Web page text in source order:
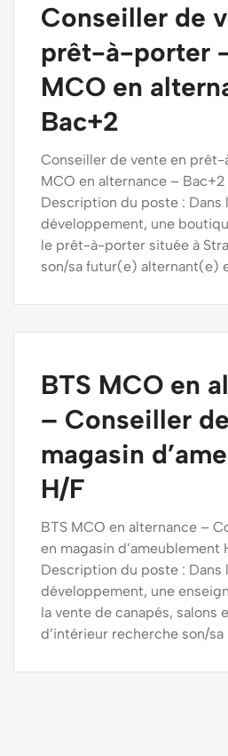
Conseiller de
prêt-à-porter
MCO en
Bac+2
Conseiller de vente en
MCO en alternance –
Description du poste : Dans
développement, une
le prêt-à-porter située à
son/sa futur(e) alternant(e)
BTS MCO en
– Conseiller
magasin
H/F
BTS MCO en alternance –
en magasin d’ameublement
Description du poste : Dans
développement, une
la vente de canapés, salons
d’intérieur recherche son/sa